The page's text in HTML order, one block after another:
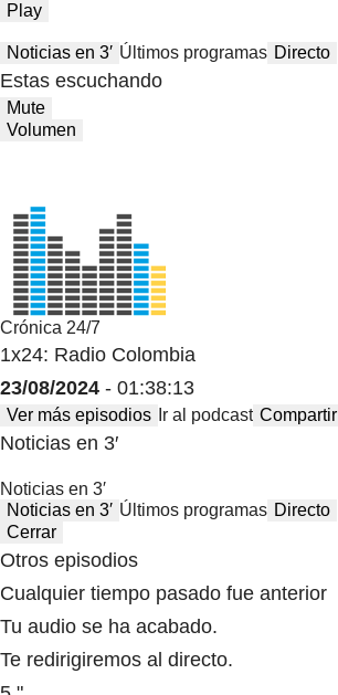
Play
Noticias en 3′ Últimos programas Directo
Estas escuchando
Mute
Volumen
Crónica 24/7
1x24: Radio Colombia
23/08/2024 - 01:38:13
Ver más episodios Ir al podcast Compartir
Noticias en 3′
Noticias en 3′
Noticias en 3′ Últimos programas Directo
Cerrar
Otros episodios
Cualquier tiempo pasado fue anterior
Tu audio se ha acabado.
Te redirigiremos al directo.